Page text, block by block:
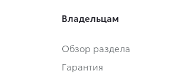
Владельцам
Обзор раздела
Гарантия